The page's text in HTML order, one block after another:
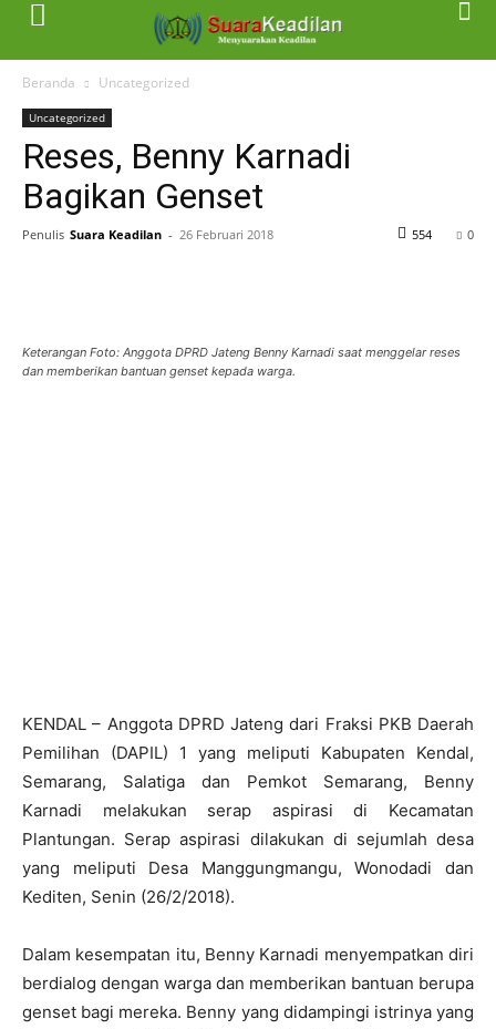
Beranda Uncategorized
Uncategorized
Reses, Benny Karnadi
Bagikan Genset
Penulis Suara Keadilan - 26 Februari 2018 0
554
Keterangan Foto: Anggota DPRD Jateng Benny Karnadi saat menggelar reses
dan memberikan bantuan genset kepada warga.
KENDAL – Anggota DPRD Jateng dari Fraksi PKB Daerah
Pemilihan (DAPIL) 1 yang meliputi Kabupaten Kendal,
Semarang, Salatiga dan Pemkot Semarang, Benny
Karnadi melakukan serap aspirasi di Kecamatan
Plantungan. Serap aspirasi dilakukan di sejumlah desa
yang meliputi Desa Manggungmangu, Wonodadi dan
Kediten, Senin (26/2/2018).
Dalam kesempatan itu, Benny Karnadi menyempatkan diri
berdialog dengan warga dan memberikan bantuan berupa
genset bagi mereka. Benny yang didampingi istrinya yang